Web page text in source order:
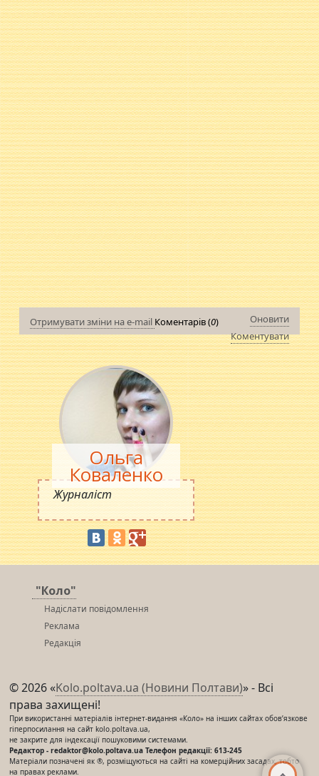
Отримувати зміни на e-mail Коментарів (0)
Оновити
Коментувати
Ольга
Коваленко
Журналіст
"Коло"
Надіслати повідомлення
Реклама
Редакція
© 2026 «Kolo.poltava.ua (Новини Полтави)» - Всі
права захищені!
При використанні матеріалів інтернет-видання «Коло» на інших сайтах обов’язкове
гіперпосилання на сайт kolo.poltava.ua,
не закрите для індексації пошуковими системами.
Редактор - redaktor@kolo.poltava.ua Телефон редакції: 613-245
Матеріали позначені як ®, розміщуються на сайті на комерційних засадах, тобто
на правах реклами.